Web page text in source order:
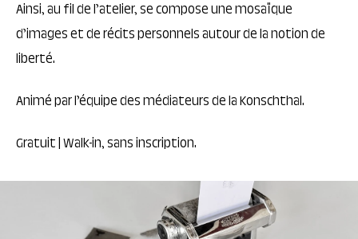
Ainsi, au fil de l’atelier, se compose une mosaïque
d’images et de récits personnels autour de la notion de
liberté.
Animé par l’équipe des médiateurs de la Konschthal.
Gratuit | Walk-in, sans inscription.